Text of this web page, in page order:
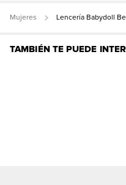
Mujeres Lencería Babydoll
TAMBIÉN TE PUEDE